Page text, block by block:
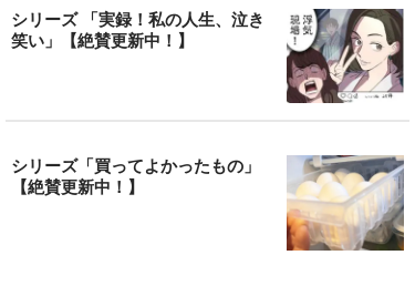
シリーズ 「実録！私の人生、泣き
笑い」【絶賛更新中！】
シリーズ「買ってよかったもの」
【絶賛更新中！】